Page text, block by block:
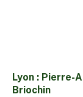
Lyon : Pierre-
Briochin